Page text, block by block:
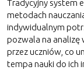
Tradycyjny system
metodach
indywidualnym
pozwala na analizę
przez uczniów, co
tempa nauki do ich